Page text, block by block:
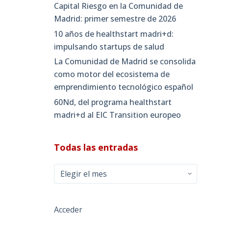
Capital Riesgo en la Comunidad de
Madrid: primer semestre de 2026
10 años de healthstart madri+d:
impulsando startups de salud
La Comunidad de Madrid se consolida
como motor del ecosistema de
emprendimiento tecnológico español
60Nd, del programa healthstart
madri+d al EIC Transition europeo
Todas las entradas
Todas
las
Acceder